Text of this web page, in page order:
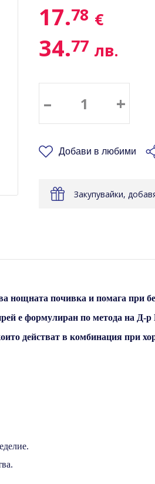
17.78 €
34.77 лв.
– +
Добави в любими
Закупувайки,
нощната почивка и помага при
е формулиран по метода на Д-
действат в комбинация при